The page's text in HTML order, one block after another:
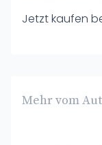
Jetzt kaufen
Mehr vom